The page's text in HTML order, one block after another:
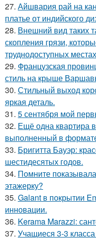
27. Айшвария рай на
платье от индийского
28. Внешний вид таких
скопления грязи,
труднодоступных
29. Французская
стиль на крыше
30. Стильный выход
яркая деталь.
31. 5 сентября мой
32. Ещё одна квартира
выполненный в
33. Бригитта Бауэр:
шестидесятых годов.
34. Помните
этажерку?
35. Galant в покрытии
инновации.
36. Kerama Marazzi:
37. Учащиеся 3-3